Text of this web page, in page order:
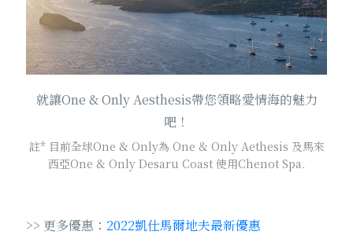
就讓One & Only Aesthesis帶您領略愛情海的魅力
吧！
註* 目前全球One & Only為 One & Only Aethesis 及馬來
西亞One & Only Desaru Coast 使用Chenot Spa.
>> 更多優惠： 2022凱仕馬爾地夫最新優惠